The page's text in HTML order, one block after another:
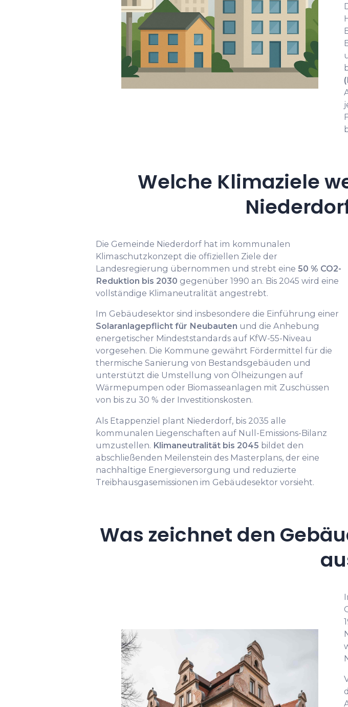
Welche Klimaziele
Die Gemeinde Niederdorf hat im kommunalen
Klimaschutzkonzept die offiziellen Ziele der
Landesregierung übernommen und strebt eine 50 % CO2-
Reduktion bis 2030 gegenüber 1990 an. Bis 2045 wird eine
vollständige Klimaneutralität angestrebt.
Im Gebäudesektor sind insbesondere die Einführung einer
Solaranlagepflicht für Neubauten und die Anhebung
energetischer Mindeststandards auf KfW-55-Niveau
vorgesehen. Die Kommune gewährt Fördermittel für die
thermische Sanierung von Bestandsgebäuden und
unterstützt die Umstellung von Ölheizungen auf
Wärmepumpen oder Biomasseanlagen mit Zuschüssen
von bis zu 30 % der Investitionskosten.
Als Etappenziel plant Niederdorf, bis 2035 alle
kommunalen Liegenschaften auf Null-Emissions-Bilanz
umzustellen. Klimaneutralität bis 2045 bildet den
abschließenden Meilenstein des Masterplans, der eine
nachhaltige Energieversorgung und reduzierte
Treibhausgasemissionen im Gebäudesektor vorsieht.
Was zeichnet den